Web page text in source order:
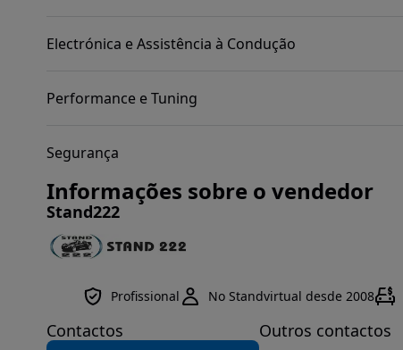
Electrónica e Assistência à Condução
Performance e Tuning
Segurança
Informações sobre o vendedor
Stand222
Profissional No Standvirtual desde 2008
Contactos Outros contactos